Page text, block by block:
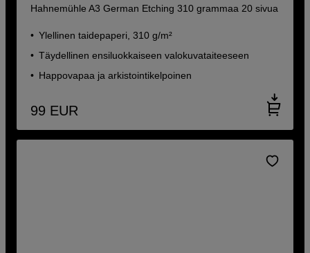
Hahnemühle A3 German Etching 310 grammaa 20 sivua
Ylellinen taidepaperi, 310 g/m²
Täydellinen ensiluokkaiseen valokuvataiteeseen
Happovapaa ja arkistointikelpoinen
99 EUR